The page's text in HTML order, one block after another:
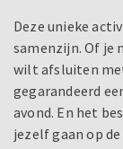
Deze unieke
samenzijn. Of je
wilt afsluiten
gegarandeerd
avond. En het
jezelf gaan op